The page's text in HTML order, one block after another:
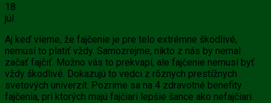
18
júl
Aj keď vieme, že fajčenie je pre telo extrémne škodlivé,
nemusí to platiť vždy. Samozrejme, nikto z nás by nemal
začať fajčiť. Možno vás to prekvapí, ale fajčenie nemusí byť
vždy škodlivé. Dokazujú to vedci z rôznych prestížnych
svetových univerzít. Pozrime sa na 4 zdravotné benefity
fajčenia, pri ktorých majú fajčiari lepšie šance ako nefajčiari.